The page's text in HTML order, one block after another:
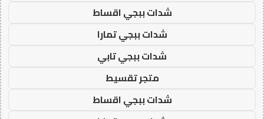
شدات ببجي اقساط
شدات ببجي تمارا
شدات ببجي تابي
متجر تقسيط
شدات ببجي اقساط